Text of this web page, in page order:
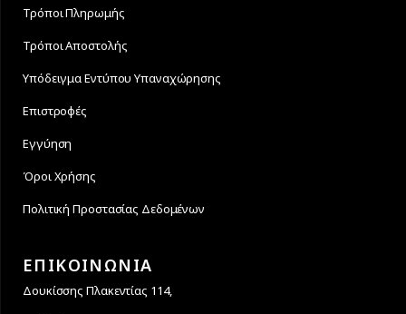
Τρόποι Πληρωμής
Τρόποι Αποστολής
Υπόδειγμα Εντύπου Υπαναχώρησης
Επιστροφές
Εγγύηση
Όροι Χρήσης
Πολιτική Προστασίας Δεδομένων
ΕΠΙΚΟΙΝΩΝΙΑ
Δουκίσσης Πλακεντίας 114,